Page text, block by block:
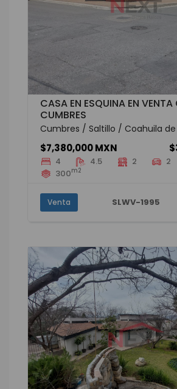
CASA EN ESQUINA EN VENTA
CUMBRES
Cumbres / Saltillo / Coahuila de
$7,380,000 MXN
4 4.5 2 2
300m2
Venta SLWV-1995